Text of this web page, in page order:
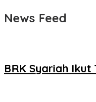
News Feed
BRK Syariah